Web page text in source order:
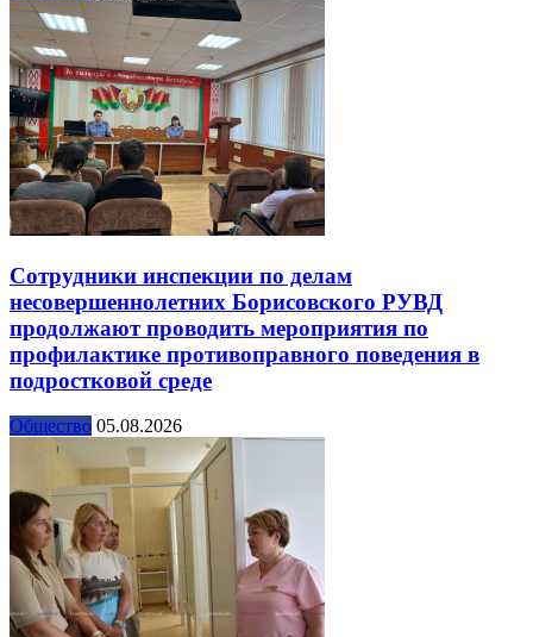
Сотрудники инспекции по делам
несовершеннолетних Борисовского РУВД
продолжают проводить мероприятия по
профилактике противоправного поведения в
подростковой среде
Общество 05.08.2026